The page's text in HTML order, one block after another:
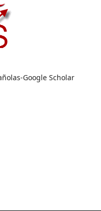
Google Scholar